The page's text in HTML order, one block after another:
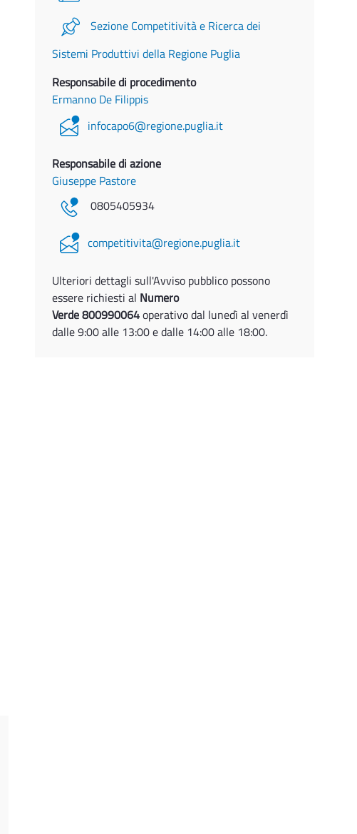
Sezione Competitività e Ricerca dei
Sistemi Produttivi della Regione Puglia
Responsabile di procedimento
Ermanno De Filippis
infocapo6@regione.puglia.it
Responsabile di azione
Giuseppe Pastore
0805405934
competitivita@regione.puglia.it
Ulteriori dettagli sull'Avviso pubblico possono
essere richiesti al Numero
Verde 800990064operativo dal lunedì al venerdì
dalle 9:00 alle 13:00 e dalle 14:00 alle 18:00.